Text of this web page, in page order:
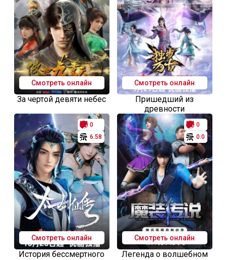
Смотреть онлайн
За чертой девяти небес
Смотреть онлайн
Пришедший из
древности
0
6.58
Смотреть онлайн
История бессмертного
0
0.0
Смотреть онлайн
Легенда о волшебном